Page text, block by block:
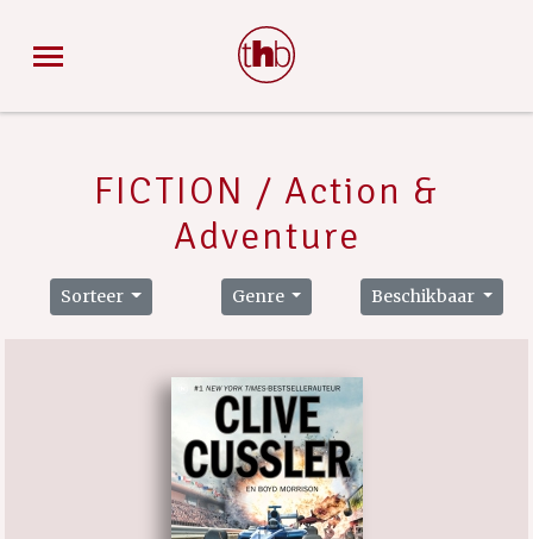
FICTION / Action &
Adventure
Sorteer Genre Beschikbaar